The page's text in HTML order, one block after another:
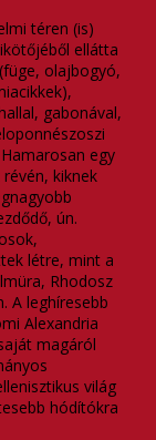
téren (is)
ellátta
olajbogyó,
gabonával,
egy
kiknek
ún.
létre, mint a
Rhodosz
A leghíresebb
Alexandria
magáról
világ
hódítókra